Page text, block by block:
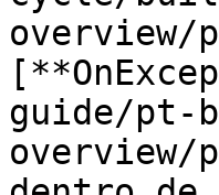
overview/
guide/pt-
overview/